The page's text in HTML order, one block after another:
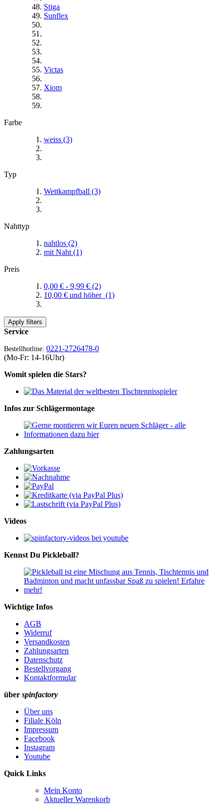
Stiga
Sunflex
Victas
Xiom
Farbe
weiss (3)
Typ
Wettkampfball (3)
Nahttyp
nahtlos (2)
mit Naht (1)
Preis
0,00 € - 9,99 € (2)
10,00 € und höher (1)
Apply filters
Service
Bestellhotline: 0221-2726478-0
(Mo-Fr: 14-16Uhr)
Womit spielen die Stars?
Infos zur Schlägermontage
Zahlungsarten
Videos
Kennst Du Pickleball?
Wichtige Infos
AGB
Widerruf
Versandkosten
Zahlungsarten
Datenschutz
Bestellvorgang
Kontaktformular
über spinfactory
Über uns
Filiale Köln
Impressum
Facebook
Instagram
Youtube
Quick Links
Mein Konto
Aktueller Warenkorb